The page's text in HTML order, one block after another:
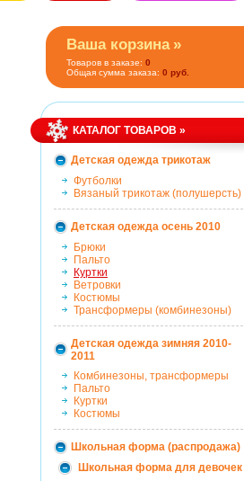
Ваша корзина »
Товаров в заказе: 0
Общая сумма заказа: 0 руб.
КАТАЛОГ ТОВАРОВ »
Детская одежда трикотаж
Футболки
Вязаный трикотаж (полушерсть)
Детская одежда осень 2010
Брюки
Пальто
Куртки
Ветровки
Костюмы
Трансформеры (комбинезоны)
Детская одежда зимняя 2010-
2011
Комбинезоны, трансформеры
Пальто
Куртки
Костюмы
Школьная форма (распродажа)
Школьная форма для девочек